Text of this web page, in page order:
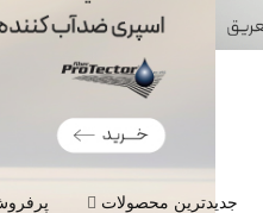
جدیدترین محصولات